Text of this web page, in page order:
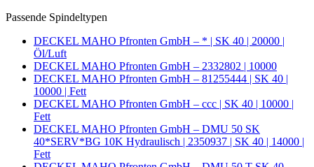
Passende Spindeltypen
DECKEL MAHO Pfronten GmbH – * | SK 40 | 20000 |
Öl/Luft
DECKEL MAHO Pfronten GmbH – 2332802 | 10000
DECKEL MAHO Pfronten GmbH – 81255444 | SK 40 |
10000 | Fett
DECKEL MAHO Pfronten GmbH – ccc | SK 40 | 10000 |
Fett
DECKEL MAHO Pfronten GmbH – DMU 50 SK
40*SERV*BG 10K Hydraulisch | 2350937 | SK 40 | 14000 |
Fett